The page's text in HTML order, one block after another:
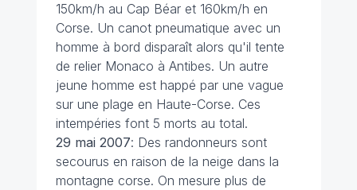
150km/h au Cap Béar et 160km/h en
Corse. Un canot pneumatique avec un
homme à bord disparaît alors qu'il tente
de relier Monaco à Antibes. Un autre
jeune homme est happé par une vague
sur une plage en Haute-Corse. Ces
intempéries font 5 morts au total.
29 mai 2007: Des randonneurs sont
secourus en raison de la neige dans la
montagne corse. On mesure plus de